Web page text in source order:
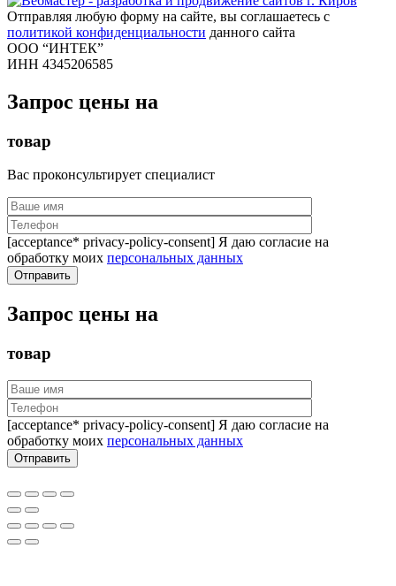
Отправляя любую форму на сайте, вы соглашаетесь с
политикой конфиденциальности данного сайта
ООО “ИНТЕК”
ИНН 4345206585
Запрос цены на
товар
Вас проконсультирует специалист
[acceptance* privacy-policy-consent] Я даю согласие на
обработку моих персональных данных
Запрос цены на
товар
[acceptance* privacy-policy-consent] Я даю согласие на
обработку моих персональных данных